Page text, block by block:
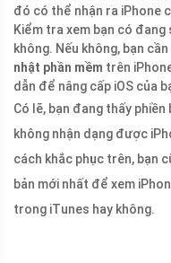
đó có thể nhận ra iPhone
Kiểm tra xem bạn có đang
không. Nếu không, bạn
nhật phần mềm trên
dẫn để nâng cấp iOS của
Có lẽ, bạn đang thấy
không nhận dạng được
cách khắc phục trên, bạn
bản mới nhất để xem
trong iTunes hay không.